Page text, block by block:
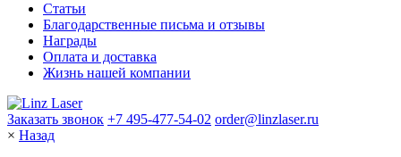
Статьи
Благодарственные письма и отзывы
Награды
Оплата и доставка
Жизнь нашей компании
Заказать звонок +7 495-477-54-02 order@linzlaser.ru
× Назад